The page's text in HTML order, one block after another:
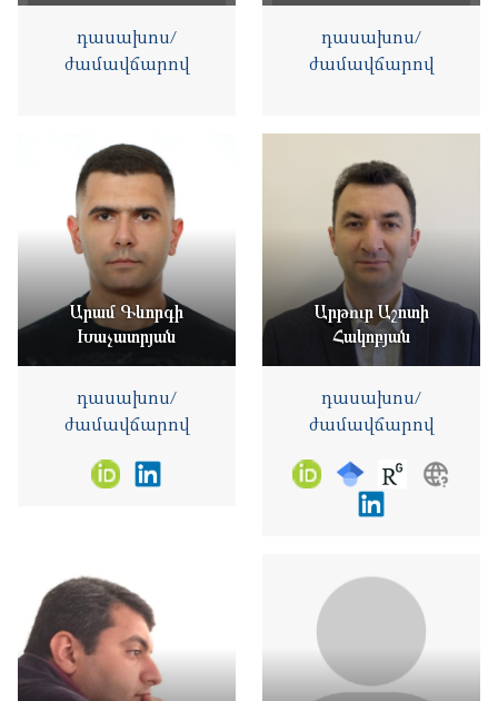
դասախոս/
ժամավճարով
դասախոս/
ժամավճարով
Արամ Գևորգի
Խաչատրյան
դասախոս/
ժամավճարով
Արթուր Աշոտի
Հակոբյան
դասախոս/
ժամավճարով